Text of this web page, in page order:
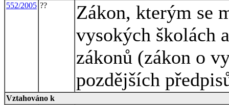
552/2005 ??
Zákon, kterým se
vysokých školách
zákonů (zákon o
pozdějších
Vztahováno k